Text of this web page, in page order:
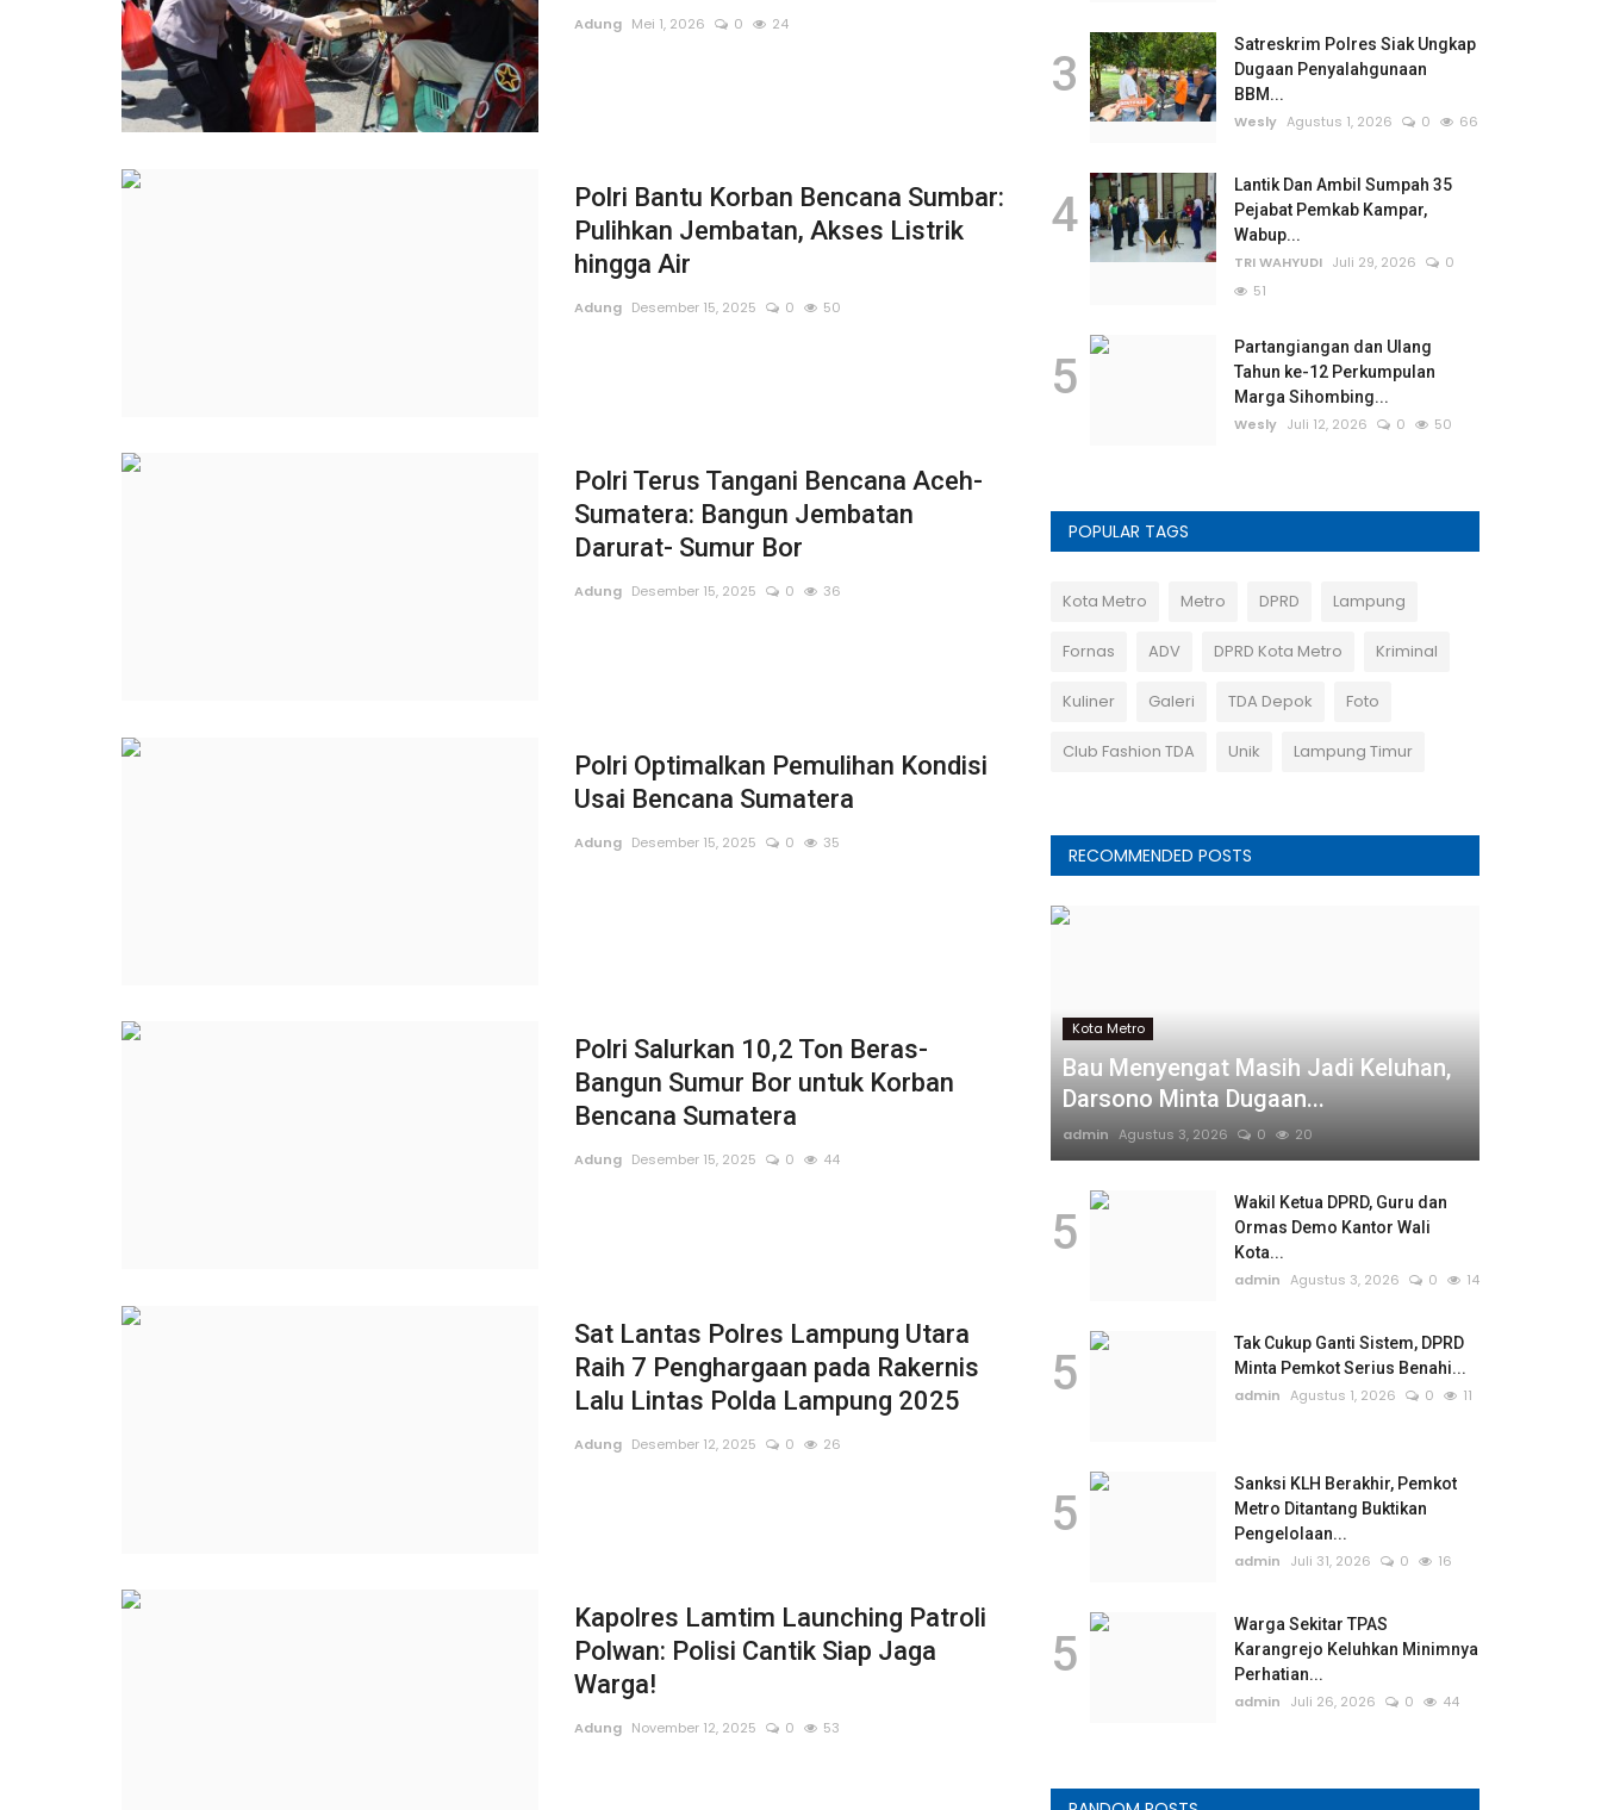
Adung Mei 1, 2026 0 24
Polri Bantu Korban Bencana Sumbar:
Pulihkan Jembatan, Akses Listrik
hingga Air
Adung Desember 15, 2025 0 50
Polri Terus Tangani Bencana Aceh-
Sumatera: Bangun Jembatan
Darurat- Sumur Bor
Adung Desember 15, 2025 0 36
Polri Optimalkan Pemulihan Kondisi
Usai Bencana Sumatera
Adung Desember 15, 2025 0 35
Polri Salurkan 10,2 Ton Beras-
Bangun Sumur Bor untuk Korban
Bencana Sumatera
Adung Desember 15, 2025 0 44
Sat Lantas Polres Lampung Utara
Raih 7 Penghargaan pada Rakernis
Lalu Lintas Polda Lampung 2025
Adung Desember 12, 2025 0 26
Kapolres Lamtim Launching Patroli
Polwan: Polisi Cantik Siap Jaga
Warga!
Adung November 12, 2025 0 53
3
Satreskrim Polres Siak Ungkap
Dugaan Penyalahgunaan
BBM...
Wesly Agustus 1, 2026 0 66
4
Lantik Dan Ambil Sumpah 35
Pejabat Pemkab Kampar,
Wabup...
TRI WAHYUDI Juli 29, 2026
0
51
5
Partangiangan dan Ulang
Tahun ke-12 Perkumpulan
Marga Sihombing...
Wesly Juli 12, 2026 0 50
POPULAR TAGS
Kota Metro Metro DPRD Lampung
Fornas ADV DPRD Kota Metro Kriminal
Kuliner Galeri TDA Depok Foto
Club Fashion TDA Unik Lampung Timur
RECOMMENDED POSTS
Kota Metro
Bau Menyengat Masih Jadi Keluhan,
Darsono Minta Dugaan...
admin Agustus 3, 2026 0 20
5
Wakil Ketua DPRD, Guru dan
Ormas Demo Kantor Wali
Kota...
admin Agustus 3, 2026 0 14
5
Tak Cukup Ganti Sistem, DPRD
Minta Pemkot Serius Benahi...
admin Agustus 1, 2026 0 11
5
Sanksi KLH Berakhir, Pemkot
Metro Ditantang Buktikan
Pengelolaan...
admin
Juli 31, 2026 0 16
5
Warga Sekitar TPAS
Karangrejo Keluhkan Minimnya
Perhatian...
admin
Juli 26, 2026 0 44